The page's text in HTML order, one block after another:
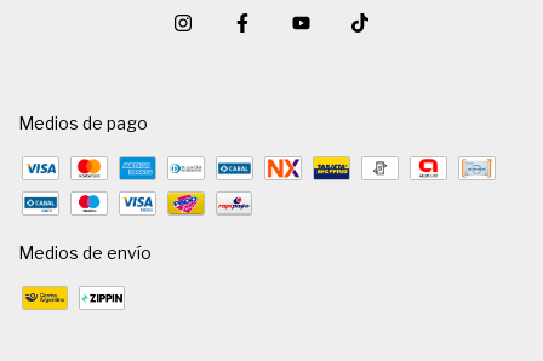
Medios de pago
Medios de envío